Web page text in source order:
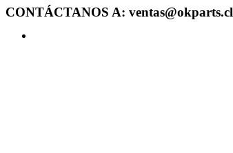
CONTÁCTANOS A: ventas@okparts.cl